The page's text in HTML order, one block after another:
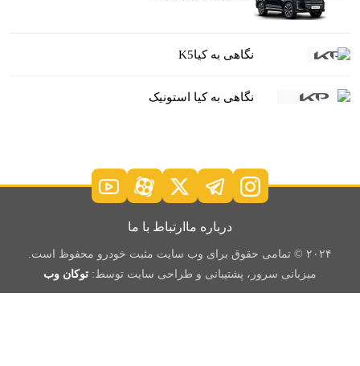
نگاهی به کیاK5
نگاهی به کیا استونیک
درباره ما ارتباط با ما
۲۰۲۴ © تمامی حقوق برای وب سایت مثبت خودرو محفوظ است.
میزبانی سرور، پشتیبانی و طراحی سایت توسط: توکان وب